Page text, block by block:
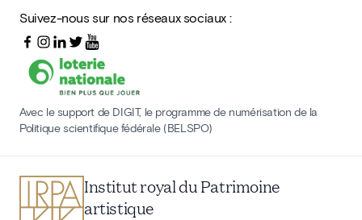
Suivez-nous sur nos réseaux sociaux :
Avec le support de DIGIT, le programme de numérisation de la
Politique scientifique fédérale (BELSPO)
Institut royal du Patrimoine
artistique